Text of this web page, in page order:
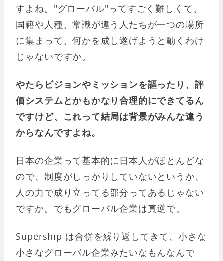
すよね。"グローバル"ってすごく難しくて、
国籍や人種、常識が違う人たちが一つの場所
に集まって、何かを成し遂げようと動くわけ
じゃないですか。
やたらビジョンやミッションを謳ったり、評
価システムとかもかなり合理的にできてるん
ですけど、これって結局は背景がみんな違う
からなんですよね。
日本の企業って基本的に日本人がほとんどな
ので、制度がしっかりしていないというか、
人の力で成り立ってる部分ってあるじゃない
ですか。でもグローバル企業は真逆で。
Supership は合併を繰り返してきて、小さな
小さなグローバル企業みたいなもんなんで